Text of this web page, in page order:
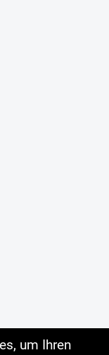
um Ihren